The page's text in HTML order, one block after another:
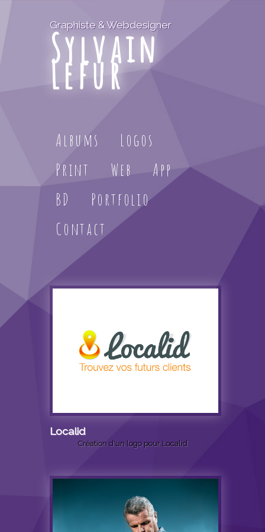
Graphiste & Webdesigner
Sylvain
Lefur
Albums
Logos
Print
Web
App
BD
Portfolio
Contact
Localid
Création d'un logo pour Localid